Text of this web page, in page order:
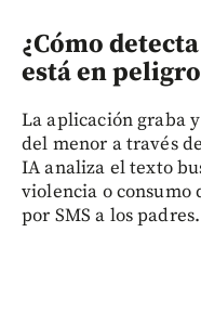
¿Cómo
está en
La aplicación graba
del menor a través
IA analiza el texto
violencia o consumo
por SMS a los padres.